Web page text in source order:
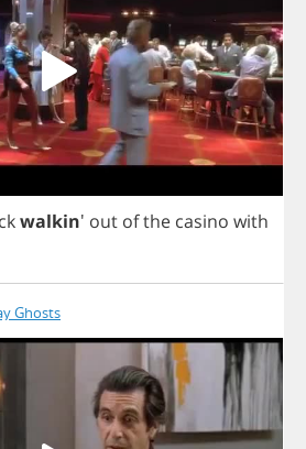
walkin' out ofthe casino with
Ghosts